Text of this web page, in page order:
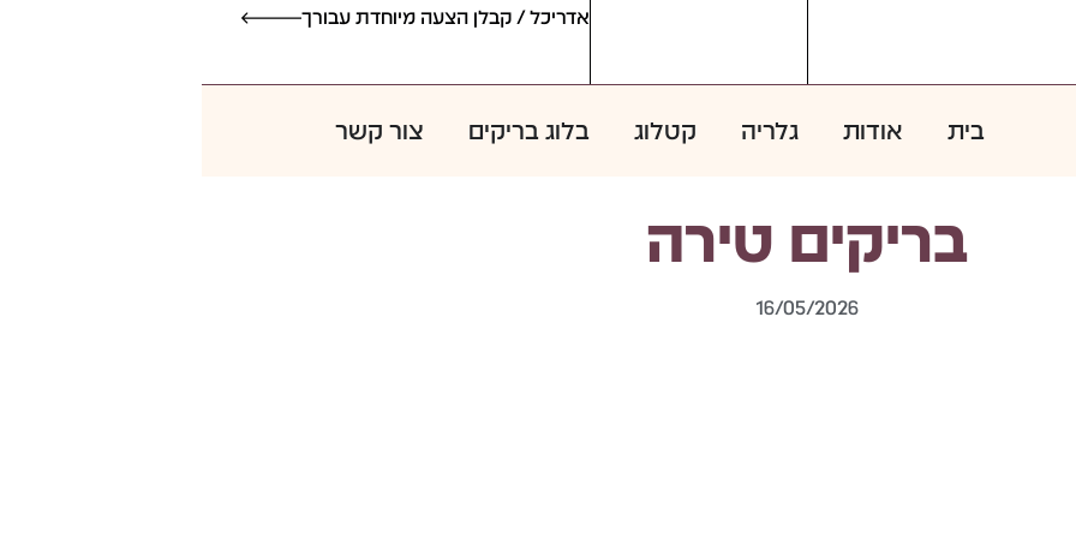
אדריכל / קבלן הצעה מיוחדת עבורך
אדריכל / קבלן הצעה מיוחדת עבורך
בית אודות גלריה קטלוג בלוג בריקים צור קשר
בריקים טירה
16/05/2026